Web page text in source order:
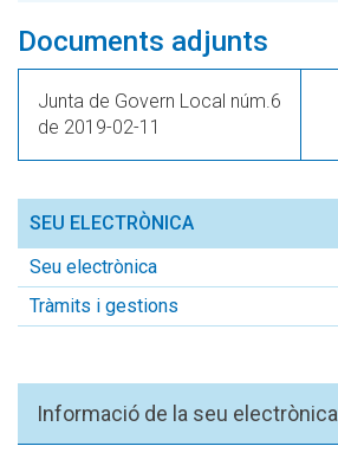
Documents adjunts
Junta de Govern Local núm.6
de 2019-02-11
SEU ELECTRÒNICA
Seu electrònica
Tràmits i gestions
Informació de la seu electrònica